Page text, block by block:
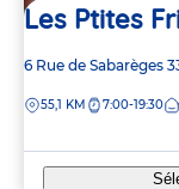
Les Ptites
Adresse
la
6 Rue de Sabarèges
DISTANCE
55,1 KM 7:00-19:30